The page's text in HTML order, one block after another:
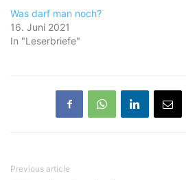
Was darf man noch?
16. Juni 2021
In "Leserbriefe"
Previous article